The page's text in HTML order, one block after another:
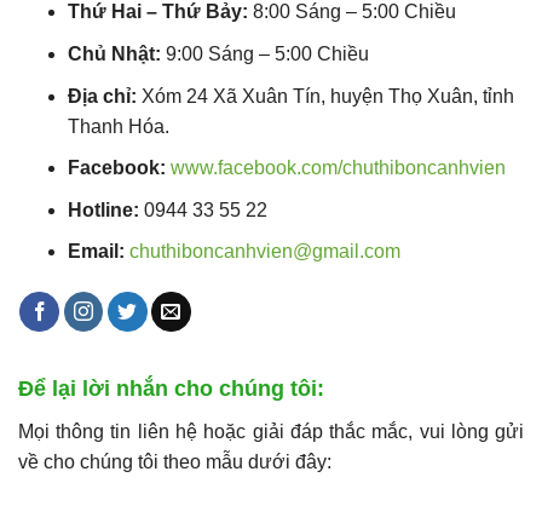
Thứ Hai – Thứ Bảy: 8:00 Sáng – 5:00 Chiều
Chủ Nhật: 9:00 Sáng – 5:00 Chiều
Địa chỉ: Xóm 24 Xã Xuân Tín, huyện Thọ Xuân, tỉnh
Thanh Hóa.
Facebook: www.facebook.com/chuthiboncanhvien
Hotline: 0944 33 55 22
Email: chuthiboncanhvien@gmail.com
Để lại lời nhắn cho chúng tôi:
Mọi thông tin liên hệ hoặc giải đáp thắc mắc, vui lòng gửi
về cho chúng tôi theo mẫu dưới đây: